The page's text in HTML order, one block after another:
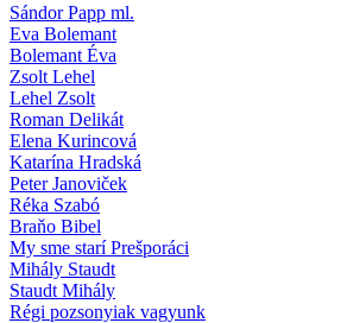
Sándor Papp ml.
Eva Bolemant
Bolemant Éva
Zsolt Lehel
Lehel Zsolt
Roman Delikát
Elena Kurincová
Katarína Hradská
Peter Janoviček
Réka Szabó
Braňo Bibel
My sme starí Prešporáci
Mihály Staudt
Staudt Mihály
Régi pozsonyiak vagyunk